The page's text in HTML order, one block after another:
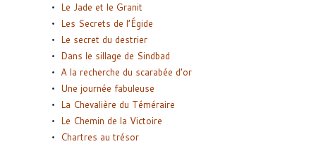
Le Jade et le Granit
Les Secrets de l’Égide
Le secret du destrier
Dans le sillage de Sindbad
A la recherche du scarabée d’or
Une journée fabuleuse
La Chevalière du Téméraire
Le Chemin de la Victoire
Chartres au trésor